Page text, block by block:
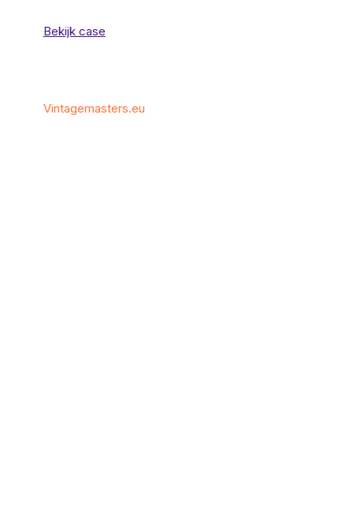
Bekijk case
Vintagemasters.eu